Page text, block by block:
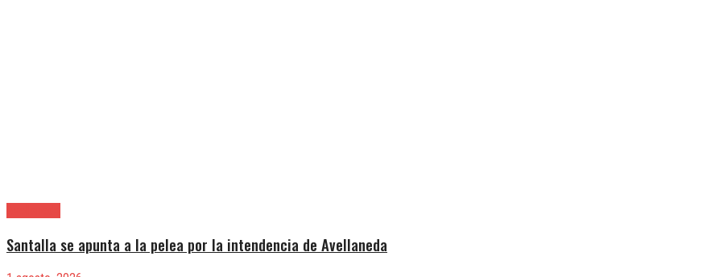
Santalla se apunta a la pelea por la intendencia de Avellaneda